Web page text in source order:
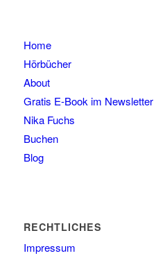
Home
Hörbücher
About
Gratis E-Book im Newsletter
Nika Fuchs
Buchen
Blog
RECHTLICHES
Impressum